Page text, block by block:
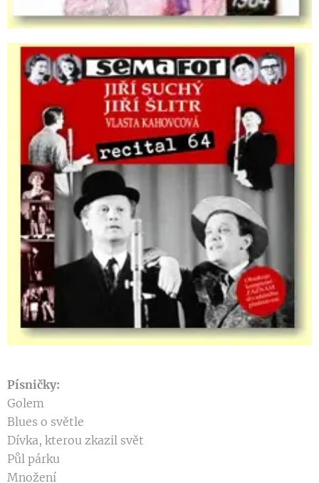
Písničky:
Golem
Blues o světle
Dívka, kterou zkazil svět
Půl párku
Množení